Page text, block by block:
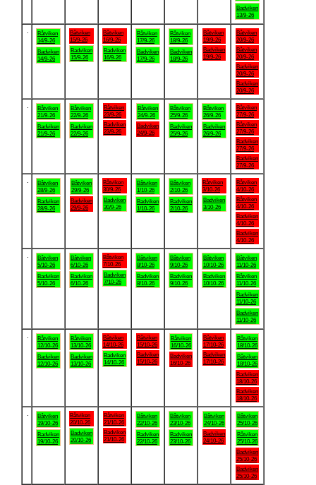
Badviken
13/9-26
Båtviken
14/9-26
Badviken
14/9-26
Båtviken
15/9-26
Badviken
15/9-26
Båtviken
16/9-26
Badviken
16/9-26
Båtviken
17/9-26
Badviken
17/9-26
Båtviken
18/9-26
Badviken
18/9-26
Båtviken
19/9-26
Badviken
19/9-26
Båtviken
20/9-26
Båtviken
20/9-26
Badviken
20/9-26
Badviken
20/9-26
Båtviken
21/9-26
Badviken
21/9-26
Båtviken
22/9-26
Badviken
22/9-26
Båtviken
23/9-26
Badviken
23/9-26
Båtviken
24/9-26
Badviken
24/9-26
Båtviken
25/9-26
Badviken
25/9-26
Båtviken
26/9-26
Badviken
26/9-26
Båtviken
27/9-26
Båtviken
27/9-26
Badviken
27/9-26
Badviken
27/9-26
Båtviken
28/9-26
Badviken
28/9-26
Båtviken
29/9-26
Badviken
29/9-26
Båtviken
30/9-26
Badviken
30/9-26
Båtviken
1/10-26
Badviken
1/10-26
Båtviken
2/10-26
Badviken
2/10-26
Båtviken
3/10-26
Badviken
3/10-26
Båtviken
4/10-26
Båtviken
4/10-26
Badviken
4/10-26
Badviken
4/10-26
Båtviken
5/10-26
Badviken
5/10-26
Båtviken
6/10-26
Badviken
6/10-26
Båtviken
7/10-26
Badviken
7/10-26
Båtviken
8/10-26
Badviken
8/10-26
Båtviken
9/10-26
Badviken
9/10-26
Båtviken
10/10-26
Badviken
10/10-26
Båtviken
11/10-26
Båtviken
11/10-26
Badviken
11/10-26
Badviken
11/10-26
Båtviken
12/10-26
Badviken
12/10-26
Båtviken
13/10-26
Badviken
13/10-26
Båtviken
14/10-26
Badviken
14/10-26
Båtviken
15/10-26
Badviken
15/10-26
Båtviken
16/10-26
Badviken
16/10-26
Båtviken
17/10-26
Badviken
17/10-26
Båtviken
18/10-26
Båtviken
18/10-26
Badviken
18/10-26
Badviken
18/10-26
Båtviken
19/10-26
Badviken
19/10-26
Båtviken
20/10-26
Badviken
20/10-26
Båtviken
21/10-26
Badviken
21/10-26
Båtviken
22/10-26
Badviken
22/10-26
Båtviken
23/10-26
Badviken
23/10-26
Båtviken
24/10-26
Badviken
24/10-26
Båtviken
25/10-26
Båtviken
25/10-26
Badviken
25/10-26
Badviken
25/10-26